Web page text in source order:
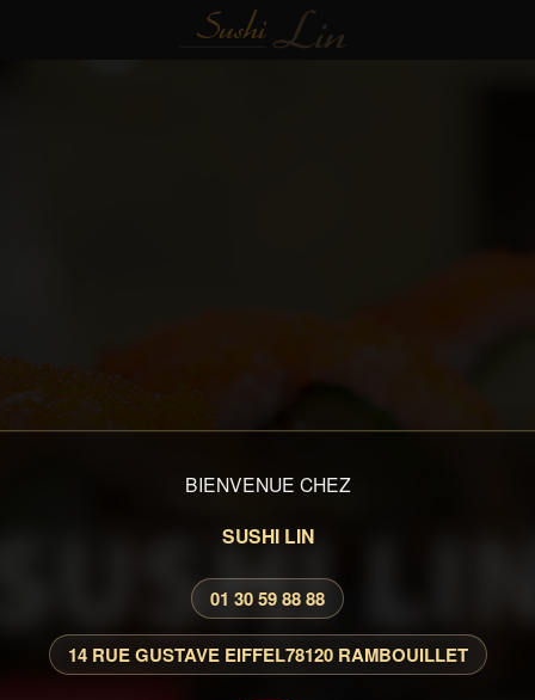
BIENVENUE CHEZ
SUSHI LIN
01 30 59 88 88
14 RUE GUSTAVE EIFFEL78120 RAMBOUILLET
RESTAURANT JAPONAIS
SUSHI LIN